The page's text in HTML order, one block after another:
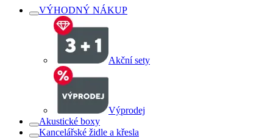
VÝHODNÝ NÁKUP
Akční sety
Výprodej
Akustické boxy
Kancelářské židle a křesla